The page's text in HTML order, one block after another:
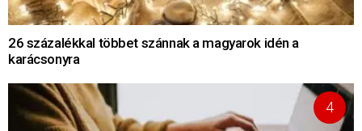
26 százalékkal többet szánnak a magyarok idén a
karácsonyra